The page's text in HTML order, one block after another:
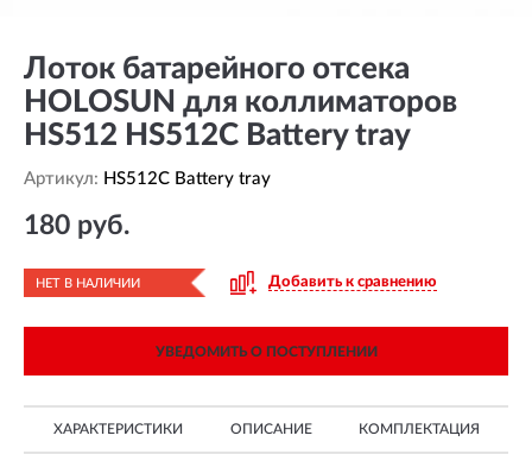
Лоток батарейного отсека
HOLOSUN для коллиматоров
HS512 HS512C Battery tray
Артикул: HS512C Battery tray
180 руб.
НЕТ В НАЛИЧИИ Добавить к сравнению
УВЕДОМИТЬ О ПОСТУПЛЕНИИ
ХАРАКТЕРИСТИКИ ОПИСАНИЕ КОМПЛЕКТАЦИЯ